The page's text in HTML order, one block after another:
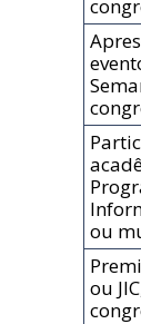
ou
ou